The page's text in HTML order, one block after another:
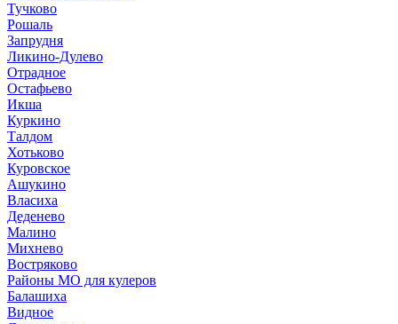
Тучково
Рошаль
Запрудня
Ликино-Дулево
Отрадное
Остафьево
Икша
Куркино
Талдом
Хотьково
Куровское
Ашукино
Власиха
Деденево
Малино
Михнево
Востряково
Районы МО для кулеров
Балашиха
Видное